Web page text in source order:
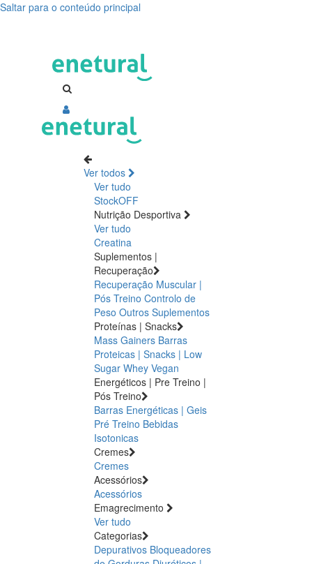
Saltar para o conteúdo principal
Ver todos
Ver tudo
StockOFF
Nutrição Desportiva
Ver tudo
Creatina
Suplementos |
Recuperação
Recuperação Muscular |
Pós Treino Controlo de
Peso Outros Suplementos
Proteínas | Snacks
Mass Gainers Barras
Proteicas | Snacks | Low
Sugar Whey Vegan
Energéticos | Pre Treino |
Pós Treino
Barras Energéticas | Geis
Pré Treino Bebidas
Isotonicas
Cremes
Cremes
Acessórios
Acessórios
Emagrecimento
Ver tudo
Categorias
Depurativos Bloqueadores